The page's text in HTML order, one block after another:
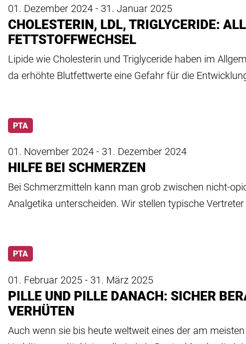
01. Dezember 2024 - 31. Januar 2025
CHOLESTERIN, LDL, TRIGLYCERIDE:
FETTSTOFFWECHSEL
Lipide wie Cholesterin und Triglyceride haben im
da erhöhte Blutfettwerte eine Gefahr für die
PTA
01. November 2024 - 31. Dezember 2024
HILFE BEI SCHMERZEN
Bei Schmerzmitteln kann man grob zwischen nicht-
Analgetika unterscheiden. Wir stellen typische
PTA
01. Februar 2025 - 31. März 2025
PILLE UND PILLE DANACH: SICHER
VERHÜTEN
Auch wenn sie bis heute weltweit eines der am